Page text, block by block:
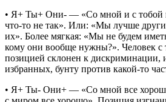
• Я+ Ты+ Они- — «Со мной и с тобой
что-то не так». Или: «Мы лучше
их». Более мягкая: «Мы не будем
кому они вообще нужны?». Человек с
позицией склонен к дискриминации,
избранных, бунту против какой-то
• Я+ Ты- Они+ — «Со мной все